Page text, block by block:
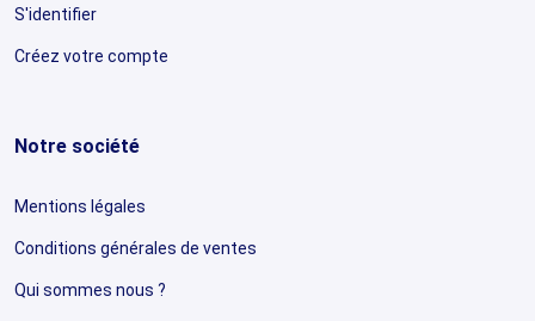
S'identifier
Créez votre compte
Notre société
Mentions légales
Conditions générales de ventes
Qui sommes nous ?